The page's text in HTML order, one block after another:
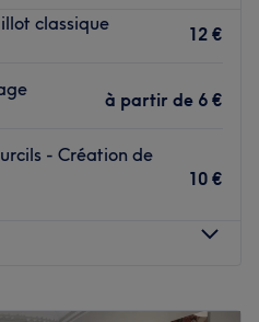
Ses compétences
personnalisée, offrant
adaptés à vos
ambiance cocooning.
: les massages et les
classique
12 €
à partir de 6 €
- Création de
10 €